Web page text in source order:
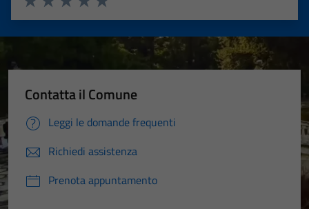
Valuta 5 stelle su 5
Valuta 4 stelle su 5
Valuta 3 stelle su 5
Valuta 2 stelle su 5
Valuta 1 stelle su 5
Contatta il Comune
Leggi le domande frequenti
Richiedi assistenza
Prenota appuntamento